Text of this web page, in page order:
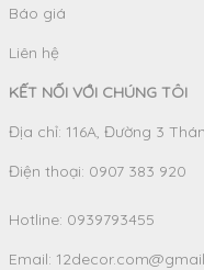
Báo giá
Liên hệ
KẾT NỐI VỚI CHÚNG TÔI
Địa chỉ: 116A, Đường 3
Điện thoại: 0907 383 920
Hotline: 0939793455
Email: